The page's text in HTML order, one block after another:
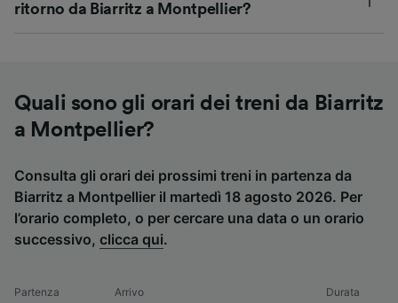
ritorno da Biarritz a Montpellier?
Quali sono gli orari dei treni da Biarritz
a Montpellier?
Consulta gli orari dei prossimi treni in partenza da
Biarritz a Montpellier il martedì 18 agosto 2026. Per
l’orario completo, o per cercare una data o un orario
successivo, clicca qui.
Partenza Arrivo Durata